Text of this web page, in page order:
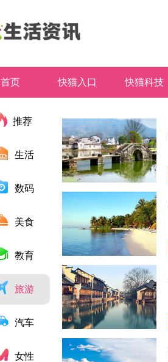
首页 快猫入口 快猫科技
推荐
生活
数码
美食
教育
旅游
汽车
女性